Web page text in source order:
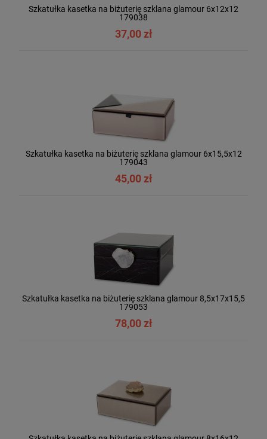
Szkatułka kasetka na biżuterię szklana glamour 6x12x12
179038
37,00 zł
Szkatułka kasetka na biżuterię szklana glamour 6x15,5x12
179043
45,00 zł
Szkatułka kasetka na biżuterię szklana glamour 8,5x17x15,5
179053
78,00 zł